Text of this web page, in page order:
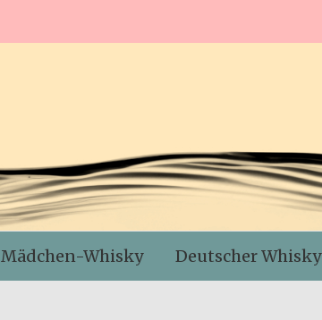
Mädchen-Whisky Deutscher Whisky